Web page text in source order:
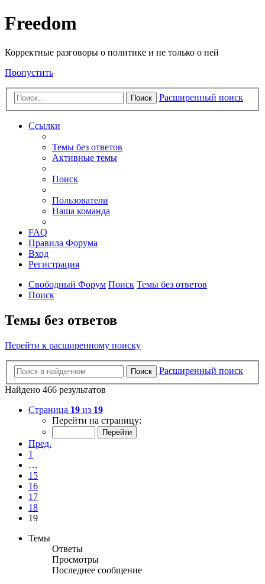
Freedom
Корректные разговоры о политике и не только о ней
Пропустить
Поиск Расширенный поиск
Ссылки
Темы без ответов
Активные темы
Поиск
Пользователи
Наша команда
FAQ
Правила Форума
Вход
Регистрация
Свободный Форум Поиск Темы без ответов
Поиск
Темы без ответов
Перейти к расширенному поиску
Поиск
Расширенный поиск
Найдено 466 результатов
Страница 19 из 19
Перейти на страницу:
Пред.
1
…
15
16
17
18
19
Темы
Ответы
Просмотры
Последнее сообщение